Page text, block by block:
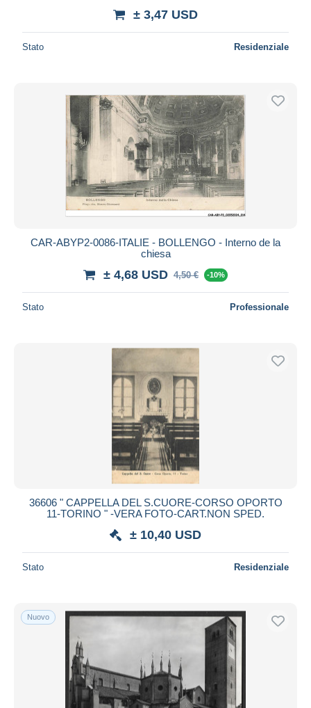
± 3,47 USD
Stato Residenziale
CAR-ABYP2-0086-ITALIE - BOLLENGO - Interno de la
chiesa
± 4,68 USD 4,50 € -10%
Stato Professionale
36606 " CAPPELLA DEL S.CUORE-CORSO OPORTO
11-TORINO " -VERA FOTO-CART.NON SPED.
± 10,40 USD
Stato Residenziale
Nuovo